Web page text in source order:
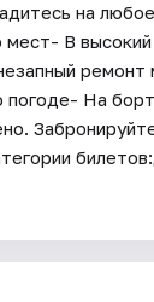
на
В
ремонт
На